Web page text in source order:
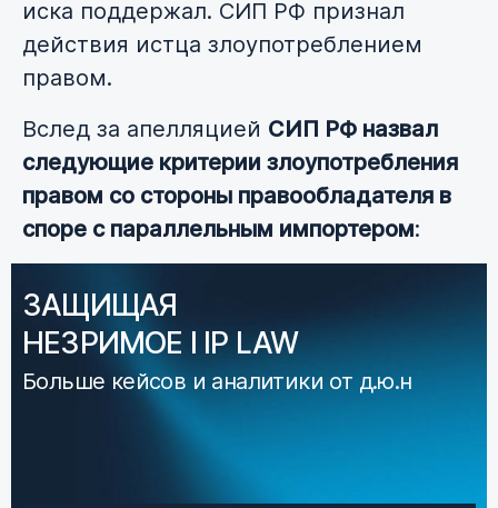
иска поддержал. СИП РФ признал
действия истца злоупотреблением
правом.
Вслед за апелляцией СИП РФ назвал
следующие критерии злоупотребления
правом со стороны правообладателя в
споре с параллельным импортером:
ЗАЩИЩАЯ
НЕЗРИМОЕ I IP LAW
Больше кейсов и аналитики от д.ю.н